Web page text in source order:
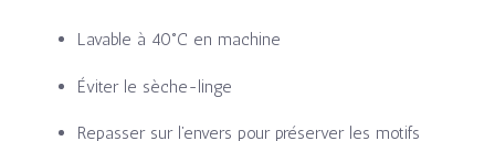
Lavable à 40°C en machine
Éviter le sèche-linge
Repasser sur l’envers pour préserver les motifs